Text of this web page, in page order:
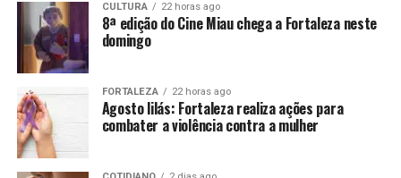
CULTURA 22 horas ago
8ª edição do Cine Miau chega a Fortaleza neste
domingo
FORTALEZA 22 horas ago
Agosto lilás: Fortaleza realiza ações para
combater a violência contra a mulher